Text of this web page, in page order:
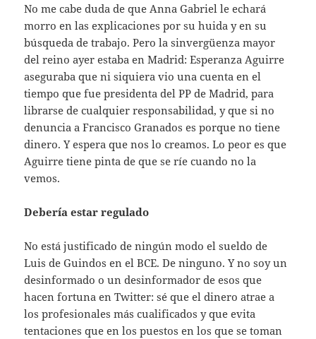
No me cabe duda de que Anna Gabriel le echará
morro en las explicaciones por su huida y en su
búsqueda de trabajo. Pero la sinvergüenza mayor
del reino ayer estaba en Madrid: Esperanza Aguirre
aseguraba que ni siquiera vio una cuenta en el
tiempo que fue presidenta del PP de Madrid, para
librarse de cualquier responsabilidad, y que si no
denuncia a Francisco Granados es porque no tiene
dinero. Y espera que nos lo creamos. Lo peor es que
Aguirre tiene pinta de que se ríe cuando no la
vemos.
Debería estar regulado
No está justificado de ningún modo el sueldo de
Luis de Guindos en el BCE. De ninguno. Y no soy un
desinformado o un desinformador de esos que
hacen fortuna en Twitter: sé que el dinero atrae a
los profesionales más cualificados y que evita
tentaciones que en los puestos en los que se toman